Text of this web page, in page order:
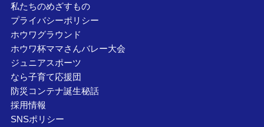
私たちのめざすもの
プライバシーポリシー
ホウワグラウンド
ホウワ杯ママさんバレー大会
ジュニアスポーツ
なら子育て応援団
防災コンテナ誕生秘話
採用情報
SNSポリシー